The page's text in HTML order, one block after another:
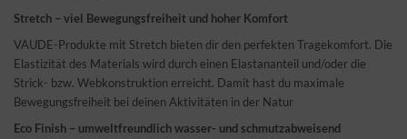
Stretch – viel Bewegungsfreiheit und hoher Komfort
VAUDE-Produkte mit Stretch bieten dir den perfekten Tragekomfort. Die
Elastizität des Materials wird durch einen Elastananteil und/oder die
Strick- bzw. Webkonstruktion erreicht. Damit hast du maximale
Bewegungsfreiheit bei deinen Aktivitäten in der Natur
Eco Finish – umweltfreundlich wasser- und schmutzabweisend